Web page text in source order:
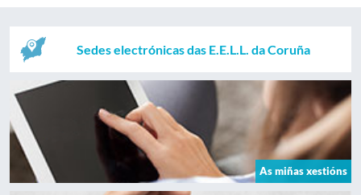
Sedes electrónicas das E.E.L.L. da Coruña
As miñas xestións